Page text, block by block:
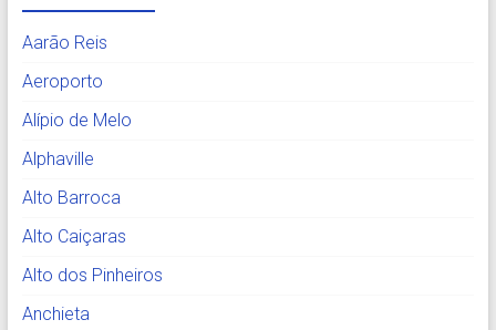
Aarão Reis
Aeroporto
Alípio de Melo
Alphaville
Alto Barroca
Alto Caiçaras
Alto dos Pinheiros
Anchieta